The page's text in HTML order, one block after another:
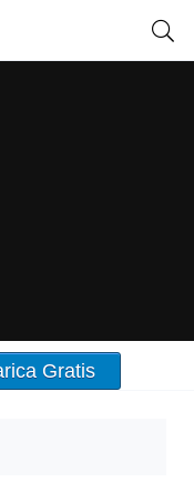
Gratis